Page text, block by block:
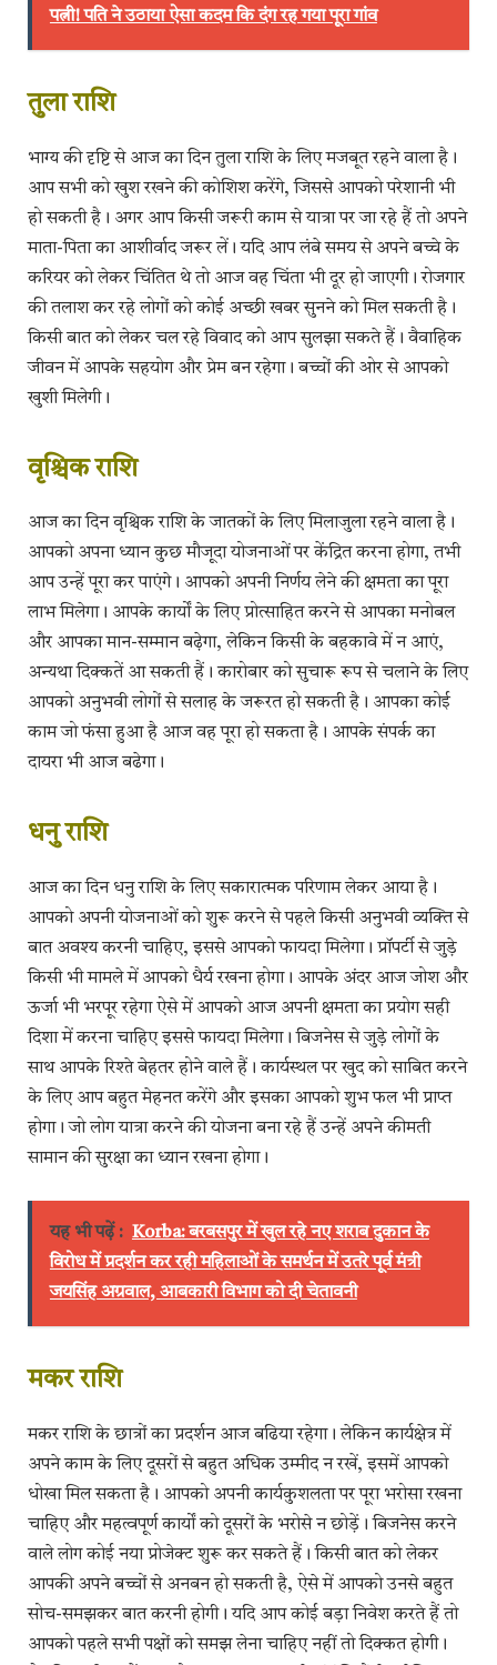
पत्नी! पति ने उठाया ऐसा कदम कि दंग रह गया पूरा गांव
​तुला राशि
भाग्य की दृष्टि से आज का दिन तुला राशि के लिए मजबूत रहने वाला है।
आप सभी को खुश रखने की कोशिश करेंगे, जिससे आपको परेशानी भी
हो सकती है। अगर आप किसी जरूरी काम से यात्रा पर जा रहे हैं तो अपने
माता-पिता का आशीर्वाद जरूर लें। यदि आप लंबे समय से अपने बच्चे के
करियर को लेकर चिंतित थे तो आज वह चिंता भी दूर हो जाएगी। रोजगार
की तलाश कर रहे लोगों को कोई अच्छी खबर सुनने को मिल सकती है।
किसी बात को लेकर चल रहे विवाद को आप सुलझा सकते हैं। वैवाहिक
जीवन में आपके सहयोग और प्रेम बन रहेगा। बच्चों की ओर से आपको
खुशी मिलेगी।
​वृश्चिक राशि
आज का दिन वृश्चिक राशि के जातकों के लिए मिलाजुला रहने वाला है।
आपको अपना ध्यान कुछ मौजूदा योजनाओं पर केंद्रित करना होगा, तभी
आप उन्हें पूरा कर पाएंगे। आपको अपनी निर्णय लेने की क्षमता का पूरा
लाभ मिलेगा। आपके कार्यों के लिए प्रोत्साहित करने से आपका मनोबल
और आपका मान-सम्मान बढ़ेगा, लेकिन किसी के बहकावे में न आएं,
अन्यथा दिक्कतें आ सकती हैं। कारोबार को सुचारू रूप से चलाने के लिए
आपको अनुभवी लोगों से सलाह के जरूरत हो सकती है। आपका कोई
काम जो फंसा हुआ है आज वह पूरा हो सकता है। आपके संपर्क का
दायरा भी आज बढेगा।
​धनु राशि
आज का दिन धनु राशि के लिए सकारात्मक परिणाम लेकर आया है।
आपको अपनी योजनाओं को शुरू करने से पहले किसी अनुभवी व्यक्ति से
बात अवश्य करनी चाहिए, इससे आपको फायदा मिलेगा। प्रॉपर्टी से जुड़े
किसी भी मामले में आपको धैर्य रखना होगा। आपके अंदर आज जोश और
ऊर्जा भी भरपूर रहेगा ऐसे में आपको आज अपनी क्षमता का प्रयोग सही
दिशा में करना चाहिए इससे फायदा मिलेगा। बिजनेस से जुड़े लोगों के
साथ आपके रिश्ते बेहतर होने वाले हैं। कार्यस्थल पर खुद को साबित करने
के लिए आप बहुत मेहनत करेंगे और इसका आपको शुभ फल भी प्राप्त
होगा। जो लोग यात्रा करने की योजना बना रहे हैं उन्हें अपने कीमती
सामान की सुरक्षा का ध्यान रखना होगा।
यह भी पढ़ें : Korba: बरबसपुर में खुल रहे नए शराब दुकान के
विरोध में प्रदर्शन कर रही महिलाओं के समर्थन में उतरे पूर्व मंत्री
जयसिंह अग्रवाल, आबकारी विभाग को दी चेतावनी
​मकर राशि
मकर राशि के छात्रों का प्रदर्शन आज बढिया रहेगा। लेकिन कार्यक्षेत्र में
अपने काम के लिए दूसरों से बहुत अधिक उम्मीद न रखें, इसमें आपको
धोखा मिल सकता है। आपको अपनी कार्यकुशलता पर पूरा भरोसा रखना
चाहिए और महत्वपूर्ण कार्यों को दूसरों के भरोसे न छोड़ें। बिजनेस करने
वाले लोग कोई नया प्रोजेक्ट शुरू कर सकते हैं। किसी बात को लेकर
आपकी अपने बच्चों से अनबन हो सकती है, ऐसे में आपको उनसे बहुत
सोच-समझकर बात करनी होगी। यदि आप कोई बड़ा निवेश करते हैं तो
आपको पहले सभी पक्षों को समझ लेना चाहिए नहीं तो दिक्कत होगी।